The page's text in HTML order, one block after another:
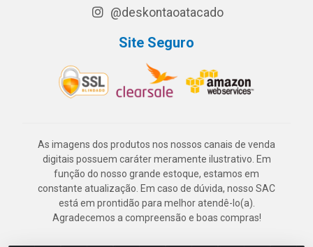
@deskontaoatacado
Site Seguro
As imagens dos produtos nos nossos canais de venda
digitais possuem caráter meramente ilustrativo. Em
função do nosso grande estoque, estamos em
constante atualização. Em caso de dúvida, nosso SAC
está em prontidão para melhor atendê-lo(a).
Agradecemos a compreensão e boas compras!